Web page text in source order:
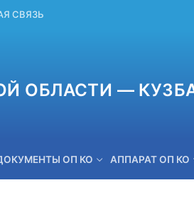
СВЯЗЬ
ОБЛАСТИ —
ОП КО АППАРАТ ОП КО